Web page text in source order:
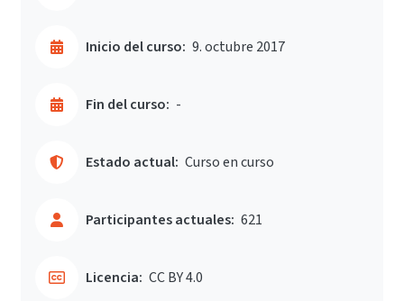
Inicio del curso: 9. octubre 2017
Fin del curso: -
Estado actual: Curso en curso
Participantes actuales: 621
Licencia: CC BY 4.0